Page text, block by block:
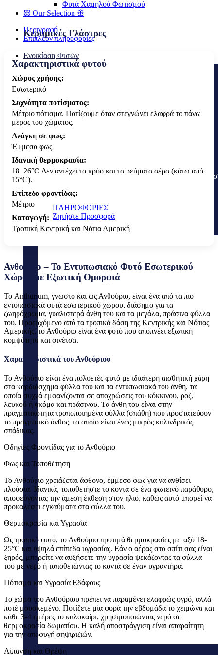
Κεραμικές Γλάστρες
Ενοικίαση Φυτών
Η THE FLOWER COMPANY προσφέρει ενοικίαση
ΠΛΗΡΟΦΟΡΙΕΣ
Ζητήστε Προσφορά
Φυτά Χαμηλού Φωτισμού
ꕥ Our Selection ꕥ
Περιγραφή
Επιπλέον πληροφορίες
Χαρακτηριστικά φυτού
Χώρος χρήσης:
Εσωτερικό
Συχνότητα ποτίσματος:
Μέτριο πότισμα. Ποτίζουμε όταν στεγνώνει ελαφρά το πάνω
μέρος του χώματος.
Ανάγκη σε φως:
Έμμεσο φως
Ιδανική θερμοκρασία:
18–26°C Δεν αντέχει το κρύο και τα ρεύματα αέρα (κάτω από
15°C).
Επίπεδο φροντίδας:
Μέτριο
Καταγωγή:
Τροπική Κεντρική και Νότια Αμερική
Ανθούριο – Το Εντυπωσιακό Φυτό Εσωτερικού
Χώρου με Εξωτική Ομορφιά
Το Anthurium, γνωστό και ως Ανθούριο, είναι ένα από τα πιο
εντυπωσιακά φυτά εσωτερικού χώρου, διάσημο για τα
ζωηρόχρωμα, γυαλιστερά άνθη του και τα μεγάλα, πράσινα φύλλα
του. Προερχόμενο από τα τροπικά δάση της Κεντρικής και Νότιας
Αμερικής, το Ανθούριο είναι ένα φυτό που αποπνέει εξωτική
κομψότητα και φινέτσα.
Χαρακτηριστικά του Ανθούριου
Το Ανθούριο είναι ένα πολυετές φυτό με ιδιαίτερη αισθητική χάρη
στα καρδιόσχημα φύλλα του και τα εντυπωσιακά του άνθη, τα
οποία συχνά εμφανίζονται σε αποχρώσεις του κόκκινου, ροζ,
λευκού ή ακόμα και πράσινου. Τα άνθη του είναι στην
πραγματικότητα τροποποιημένα φύλλα (σπάθη) που προστατεύουν
το πραγματικό άνθος, το οποίο είναι ένας μικρός κυλινδρικός
σπάδικας.
Οδηγίες Φροντίδας για το Ανθούριο
Φως και Τοποθέτηση
Το Ανθούριο χρειάζεται άφθονο, έμμεσο φως για να ανθίσει
πλούσια. Ιδανικά, τοποθετήστε το κοντά σε ένα φωτεινό παράθυρο,
αποφεύγοντας την άμεση έκθεση στον ήλιο, καθώς αυτό μπορεί να
προκαλέσει εγκαύματα στα φύλλα του.
Θερμοκρασία και Υγρασία
Ως τροπικό φυτό, το Ανθούριο προτιμά θερμοκρασίες μεταξύ 18-
25°C και υψηλά επίπεδα υγρασίας. Εάν ο αέρας στο σπίτι σας είναι
ξηρός, μπορείτε να αυξήσετε την υγρασία ψεκάζοντας τα φύλλα
του με νερό ή τοποθετώντας το κοντά σε έναν υγραντήρα.
Πότισμα και Υγρασία Εδάφους
Το χώμα του Ανθούριου πρέπει να παραμένει ελαφρώς υγρό, αλλά
ποτέ μουσκεμένο. Ποτίζετε μία φορά την εβδομάδα το χειμώνα και
κάθε 3-4 ημέρες το καλοκαίρι, χρησιμοποιώντας νερό σε
θερμοκρασία δωματίου. Η καλή αποστράγγιση είναι απαραίτητη
για την αποφυγή σηψιριζιών.
Λίπανση και Θρέψη